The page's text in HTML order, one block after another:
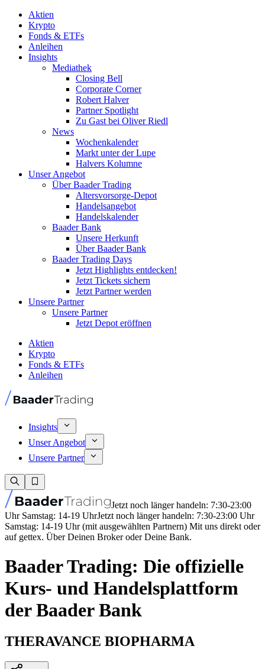
Aktien
Krypto
Fonds & ETFs
Anleihen
Insights
Mediathek
Closing Bell
Corporate Corner
Robert Halver
Partner Spotlight
Zu Gast bei Oliver Riedl
News
Wochenkalender
Markt unter der Lupe
Halvers Kolumne
Unser Angebot
Über Baader Trading
Altersvorsorge-Depot
Handelsangebot
Handelskalender
Baader Bank
Unsere Herkunft
Über Baader Bank
Baader Trading Days
Jetzt Highlights entdecken!
Jetzt Tickets sichern
Jetzt Partner werden
Unsere Partner
Unsere Partner
Jetzt Depot eröffnen
Aktien
Krypto
Fonds & ETFs
Anleihen
Insights
Unser Angebot
Unsere Partner
Jetzt noch länger handeln: 7:30-23:00
Uhr Samstag: 14-19 UhrJetzt noch länger handeln: 7:30-23:00 Uhr
Samstag: 14-19 Uhr (mit ausgewählten Partnern) Mit uns direkt oder
auf gettex. Über Deinen Broker oder Deine Bank.
Baader Trading: Die offizielle
Kurs- und Handelsplattform
der Baader Bank
THERAVANCE BIOPHARMA